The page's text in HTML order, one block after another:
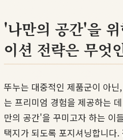
'나만의 공간'을
이션 전략은 무엇
뚜누는 대중적인 제품군이 아
는 프리미엄 경험을 제공하는
만의 공간'을 꾸미고자 하는 이
택지가 되도록 포지셔닝합니다.